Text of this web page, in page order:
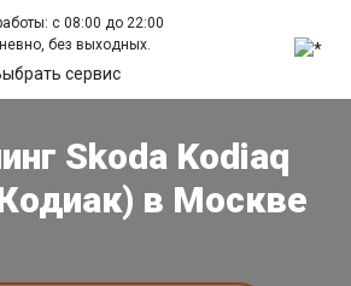
с 08:00 до 22:00
без выходных.
сервис
Skoda Kodiaq
в Москве